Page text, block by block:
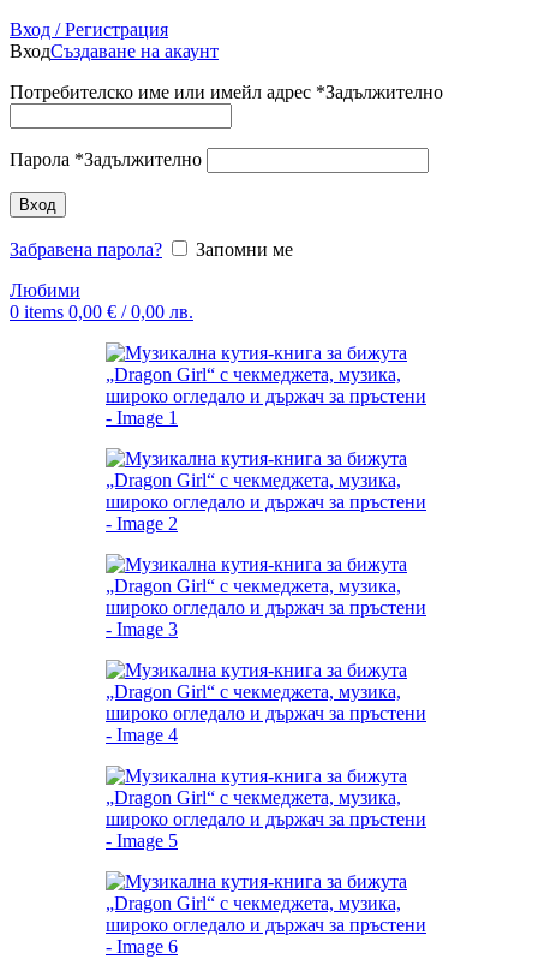
Вход / Регистрация
ВходСъздаване на акаунт
Потребителско име или имейл адрес *Задължително
Парола *Задължително
Вход
Забравена парола?
Запомни ме
Любими
0 items 0,00 € / 0,00 лв.